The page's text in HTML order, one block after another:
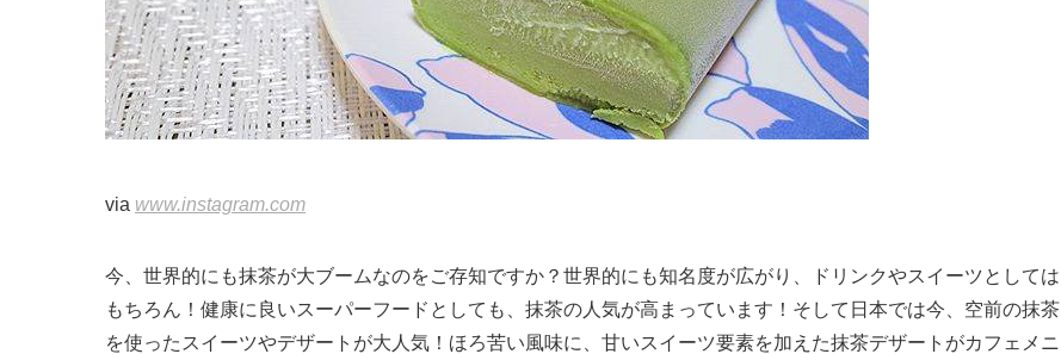
via www.instagram.com
今、世界的にも抹茶が大ブームなのをご存知ですか？世界的にも知名度が広がり、ドリンクやスイーツとしては
もちろん！健康に良いスーパーフードとしても、抹茶の人気が高まっています！そして日本では今、空前の抹茶
を使ったスイーツやデザートが大人気！ほろ苦い風味に、甘いスイーツ要素を加えた抹茶デザートがカフェメニ